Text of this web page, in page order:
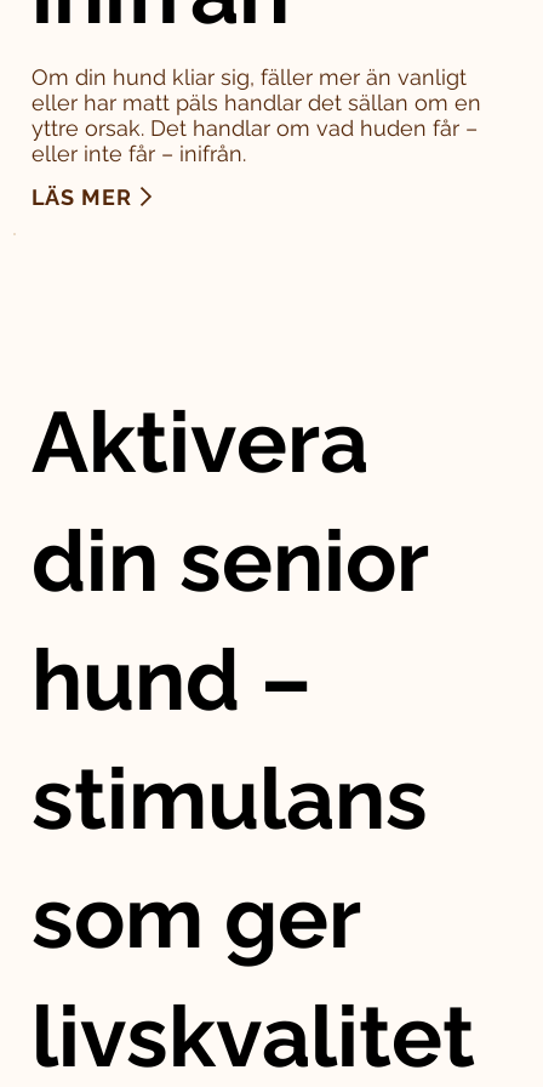
Om din hund kliar sig, fäller mer än vanligt
eller har matt päls handlar det sällan om en
yttre orsak. Det handlar om vad huden får –
eller inte får – inifrån.
LÄS MER
Aktivera
din senior
hund –
stimulans
som ger
livskvalitet